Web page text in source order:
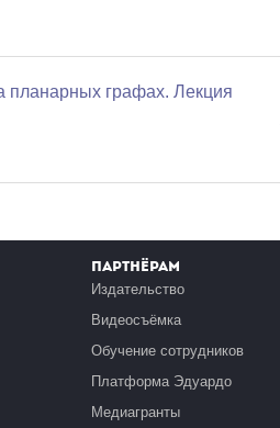
планарных графах. Лекция
Партнёрам
Издательство
Видеосъёмка
Обучение сотрудников
Платформа Эдуардо
Медиагранты